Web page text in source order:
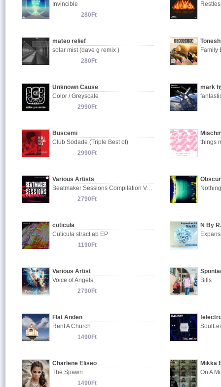
Invincible
280Ft
mateo relief
solar mist (dave g remix )
280Ft
Family
Unknown Cause
Color / Greyscale
2990Ft
mark
Buscemi
Club Sodade (Triple Best of)
2990Ft
things
Various Artists
Beatmaker Sessions Compilation Vol.4
2790Ft
cuticula
Cuticula stract ab EP
1190Ft
N By
Various Artist
Voice of Angels
2790Ft
Bills
Flat Anden
Rent A Church
1490Ft
Charlene Eliseo
The Spawn
1490Ft
Mikka